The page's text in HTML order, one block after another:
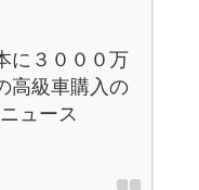
に３０００万
高級車購入の
ュース